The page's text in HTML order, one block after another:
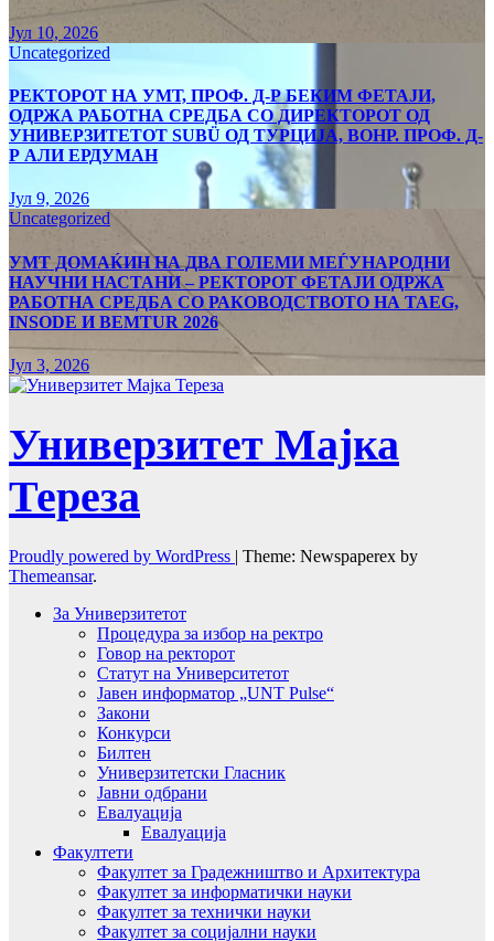
Јул 10, 2026
Uncategorized
РЕКТОРОТ НА УМТ, ПРОФ. Д-Р БЕКИМ ФЕТАЈИ,
ОДРЖА РАБОТНА СРЕДБА СО ДИРЕКТОРОТ ОД
УНИВЕРЗИТЕТОТ SUBÜ ОД ТУРЦИЈА, ВОНР. ПРОФ. Д-
Р АЛИ ЕРДУМАН
Јул 9, 2026
Uncategorized
УMТ ДОМАЌИН НА ДВА ГОЛЕМИ МЕЃУНАРОДНИ
НАУЧНИ НАСТАНИ – РЕКТОРОТ ФЕТАЈИ ОДРЖА
РАБОТНА СРЕДБА СО РАКОВОДСТВОТО НА TAEG,
INSODE И BEMTUR 2026
Јул 3, 2026
Универзитет Мајка
Тереза
Proudly powered by WordPress | Theme: Newspaperex by
Themeansar.
За Универзитетот
Процедура за избор на ректро
Говор на ректорот
Статут на Университетот
Јавен информатор „UNT Pulse“
Закони
Конкурси
Билтен
Универзитетски Гласник
Јавни одбрани
Евалуација
Евалуација
Факултети
Факултет за Градежништво и Архитектура
Факултет за информатички науки
Факултет за технички науки
Факултет за социјални науки